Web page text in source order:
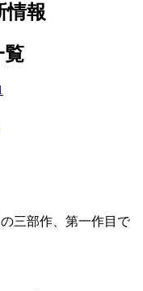
情報
覧
三部作、第一作目で